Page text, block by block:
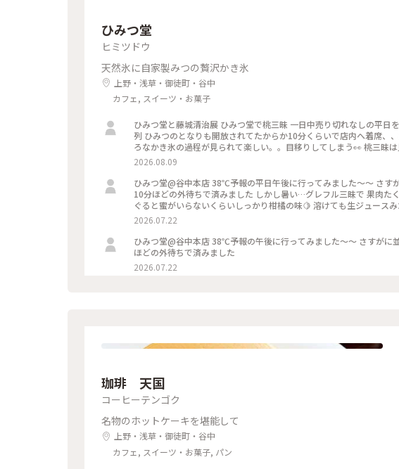
ひみつ堂
ヒミツドウ
天然氷に自家製みつの贅沢かき氷
上野・浅草・御徒町・谷中
カフェ, スイーツ・お菓子
ひみつ堂と藤城清治展 ひみつ堂で桃三昧 一日中売り切れなしの平日を狙って行きました ３時頃到着で15人くらいの
列 ひみつのとなりも開放されてたからか10分くらいで店内へ着席、
ろなかき氷の過程が見られて楽しい。。目移りしてしまう👀 桃三昧
な桃！ 中に隠れたクリームが冷えた舌を休ませてくれます これ、かなり重要です！ この日は日
藤城清治先生の版画展にも 102歳になられた今年も新作を披露され
あって楽しめました
2026.08.09
ひみつ堂@谷中本店 38℃予報の平日午後に行ってみました〜〜 さすがに並びに来ないですね。。。 前10人くらいで
10分ほどの外待ちで済みました しかし暑い…グレフル三昧で 果肉た
ぐると蜜がいらないくらいしっかり柑橘の味🍋 溶けても生ジュース
ューが出る日で迷ったけどさすがに２時間待てない、、、 それに17
いし！ 以外と日中は穴場なのかもです。
2026.07.22
ひみつ堂@谷中本店 38℃予報の午後に行ってみました〜〜 さすがに並びに来ないですね。。。 10人くらいで10分
ほどの外待ちで済みました
2026.07.22
珈琲 天国
コーヒーテンゴク
名物のホットケーキを堪能して
上野・浅草・御徒町・谷中
カフェ, スイーツ・お菓子, パン